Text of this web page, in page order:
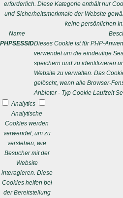
erforderlich. Diese Kategorie enthält nur
und Sicherheitsmerkmale der Website
keine persönlichen
Name
PHPSESSIDDieses Cookie ist für PHP-
verwendet um die eindeutige
speichern und zu identifizieren
Website zu verwalten. Das
gelöscht, wenn alle Browser-
Anbieter - Typ Cookie Laufzeit
Analytics
Analytische
Cookies werden
verwendet, um zu
verstehen, wie
Besucher mit der
Website
interagieren. Diese
Cookies helfen bei
der Bereitstellung